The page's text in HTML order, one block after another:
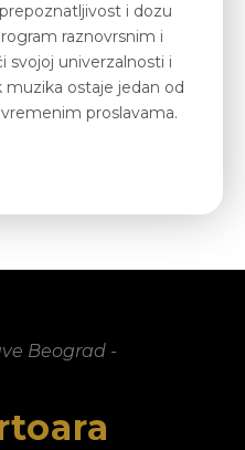
i dozu
raznovrsnim i
svojoj univerzalnosti i
ostaje jedan od
proslavama.
Beograd -